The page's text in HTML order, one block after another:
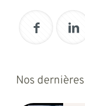
Nos